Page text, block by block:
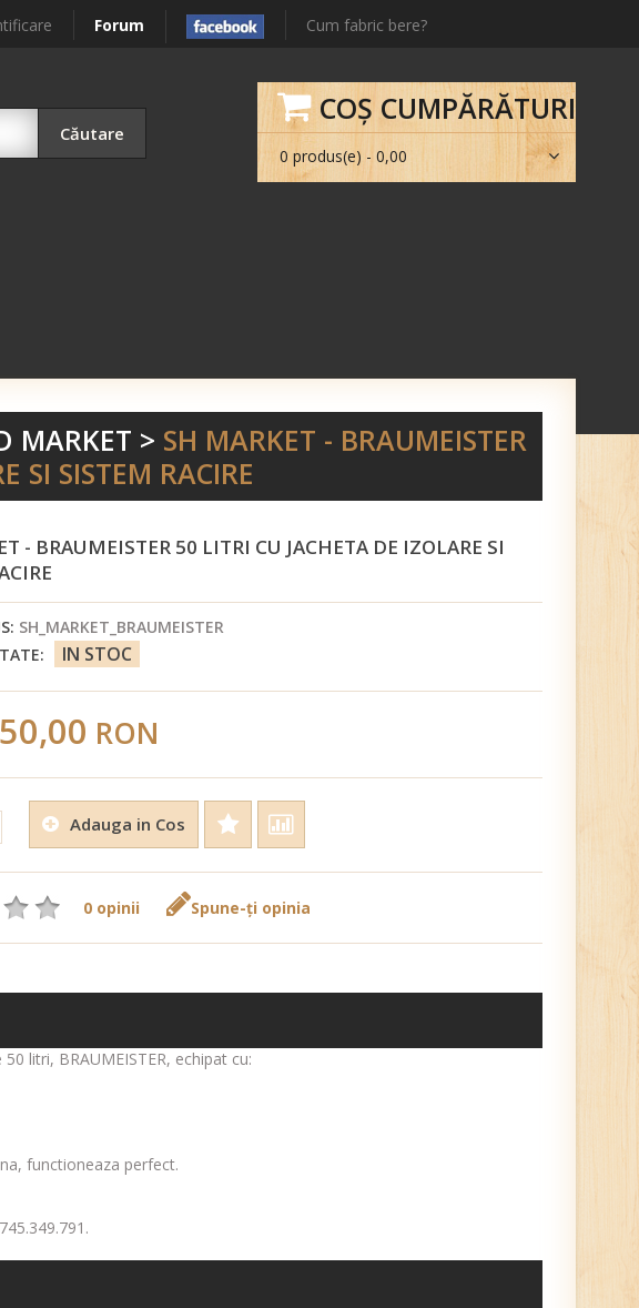
Forum Cum fabric bere?
COŞ CUMPĂRĂTURI
0 produs(e) - 0,00
Căutare
MARKET > SH MARKET - BRAUMEISTER
SI SISTEM RACIRE
- BRAUMEISTER 50 LITRI CU JACHETA DE IZOLARE SI
SH_MARKET_BRAUMEISTER
IN STOC
RON
Adauga in Cos
0 opinii Spune-ţi opinia
litri, BRAUMEISTER, echipat cu:
functioneaza perfect.